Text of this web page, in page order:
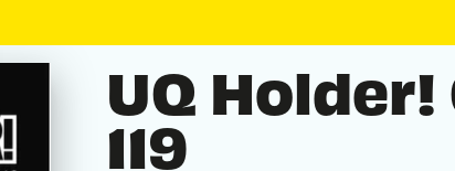
UQ
119